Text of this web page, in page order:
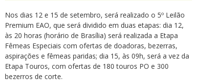
Nos dias 12 e 15 de setembro, será realizado o 5º Leilão
Premium EAO, que será dividido em duas etapas: dia 12,
às 20 horas (horário de Brasília) será realizada a Etapa
Fêmeas Especiais com ofertas de doadoras, bezerras,
aspirações e fêmeas paridas; dia 15, às 09h, será a vez da
Etapa Touros, com ofertas de 180 touros PO e 300
bezerros de corte.